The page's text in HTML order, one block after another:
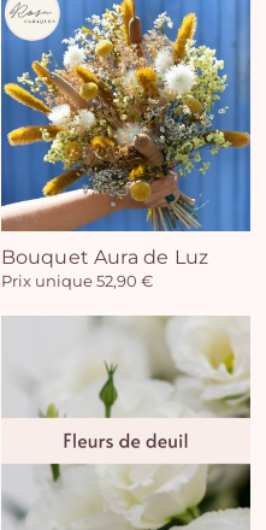
Bouquet Aura de Luz
Prix unique 52,90 €